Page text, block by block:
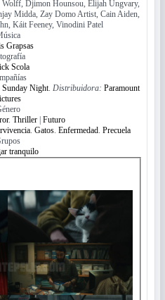
Djimon Hounsou, Elijah Ungvary,
Midda, Zay Domo Artist, Cain Aiden,
Káit Feeney, Vinodini Patel
Grapsas
Scola
Sunday Night. Distribuidora: Paramount
. Thriller| Futuro
. Gatos. Enfermedad. Precuela
tranquilo